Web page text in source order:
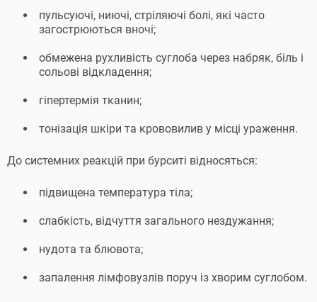
пульсуючі, ниючі, стріляючі болі, які часто
загострюються вночі;
обмежена рухливість суглоба через набряк, біль і
сольові відкладення;
гіпертермія тканин;
тонізація шкіри та крововилив у місці ураження.
До системних реакцій при бурситі відносяться:
підвищена температура тіла;
слабкість, відчуття загального нездужання;
нудота та блювота;
запалення лімфовузлів поруч із хворим суглобом.